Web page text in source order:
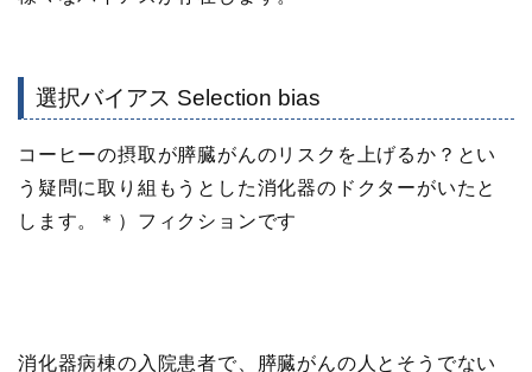
選択バイアス Selection bias
コーヒーの摂取が膵臓がんのリスクを上げるか？とい
う疑問に取り組もうとした消化器のドクターがいたと
します。＊）フィクションです
消化器病棟の入院患者で、膵臓がんの人とそうでない